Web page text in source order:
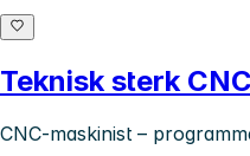
Teknisk sterk
CNC-maskinist –